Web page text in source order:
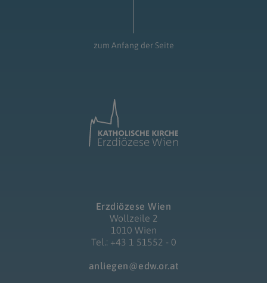
zum Anfang der Seite
Erzdiözese Wien
Wollzeile 2
1010 Wien
Tel.: +43 1 51552 - 0
anliegen@edw.or.at